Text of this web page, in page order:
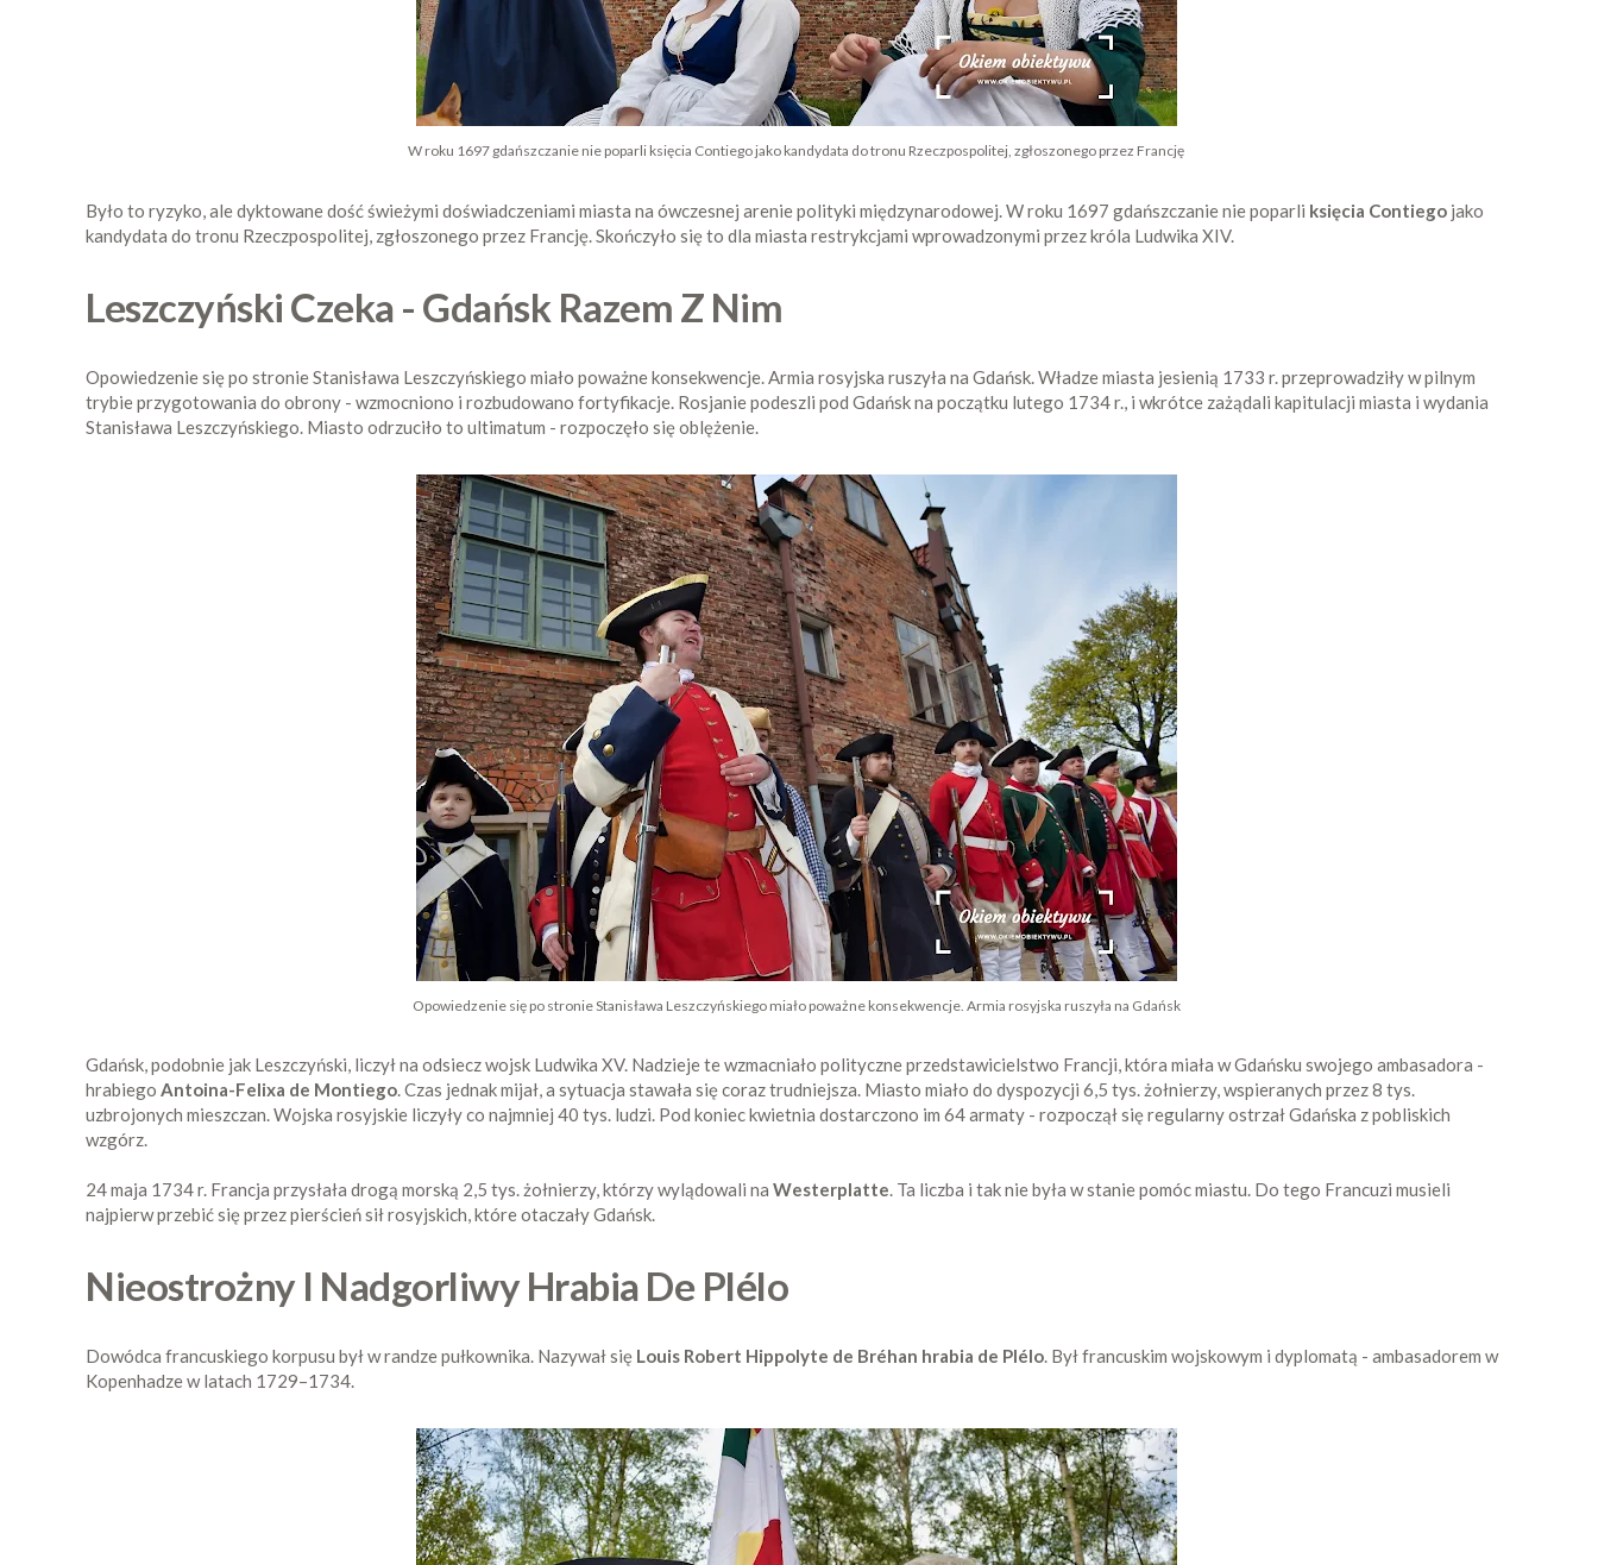
W roku 1697 gdańszczanie nie poparli księcia Contiego jako kandydata do tronu Rzeczpospolitej, zgłoszonego przez Francję
Było to ryzyko, ale dyktowane dość świeżymi doświadczeniami miasta na ówczesnej arenie polityki międzynarodowej. W roku 1697 gdańszczanie nie poparli księcia Contiego jako
kandydata do tronu Rzeczpospolitej, zgłoszonego przez Francję. Skończyło się to dla miasta restrykcjami wprowadzonymi przez króla Ludwika XIV.
Leszczyński Czeka - Gdańsk Razem Z Nim
Opowiedzenie się po stronie Stanisława Leszczyńskiego miało poważne konsekwencje. Armia rosyjska ruszyła na Gdańsk. Władze miasta jesienią 1733 r. przeprowadziły w pilnym
trybie przygotowania do obrony - wzmocniono i rozbudowano fortyfikacje. Rosjanie podeszli pod Gdańsk na początku lutego 1734 r., i wkrótce zażądali kapitulacji miasta i wydania
Stanisława Leszczyńskiego. Miasto odrzuciło to ultimatum - rozpoczęło się oblężenie.
Opowiedzenie się po stronie Stanisława Leszczyńskiego miało poważne konsekwencje. Armia rosyjska ruszyła na Gdańsk
Gdańsk, podobnie jak Leszczyński, liczył na odsiecz wojsk Ludwika XV. Nadzieje te wzmacniało polityczne przedstawicielstwo Francji, która miała w Gdańsku swojego ambasadora -
hrabiego Antoina-Felixa de Montiego. Czas jednak mijał, a sytuacja stawała się coraz trudniejsza. Miasto miało do dyspozycji 6,5 tys. żołnierzy, wspieranych przez 8 tys.
uzbrojonych mieszczan. Wojska rosyjskie liczyły co najmniej 40 tys. ludzi. Pod koniec kwietnia dostarczono im 64 armaty - rozpoczął się regularny ostrzał Gdańska z pobliskich
wzgórz.
24 maja 1734 r. Francja przysłała drogą morską 2,5 tys. żołnierzy, którzy wylądowali na Westerplatte. Ta liczba i tak nie była w stanie pomóc miastu. Do tego Francuzi musieli
najpierw przebić się przez pierścień sił rosyjskich, które otaczały Gdańsk.
Nieostrożny I Nadgorliwy Hrabia De Plélo
Dowódca francuskiego korpusu był w randze pułkownika. Nazywał się Louis Robert Hippolyte de Bréhan hrabia de Plélo. Był francuskim wojskowym i dyplomatą - ambasadorem w
Kopenhadze w latach 1729–1734.